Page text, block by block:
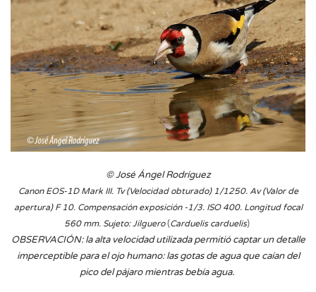
© José Ángel Rodríguez
Canon EOS-1D Mark III. Tv (Velocidad obturado) 1/1250. Av (Valor de
apertura) F 10. Compensación exposición -1/3. ISO 400. Longitud focal
560 mm. Sujeto: Jilguero(Carduelis carduelis)​
OBSERVACIÓN:la alta velocidad utilizada permitió captar un detalle
imperceptible para el ojo humano: las gotas de agua que caían del
pico del pájaro mientras bebía agua.